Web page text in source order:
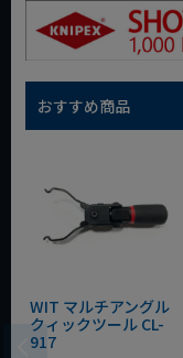
おすすめ商品
WIT マルチアングル
クィックツール CL-
917